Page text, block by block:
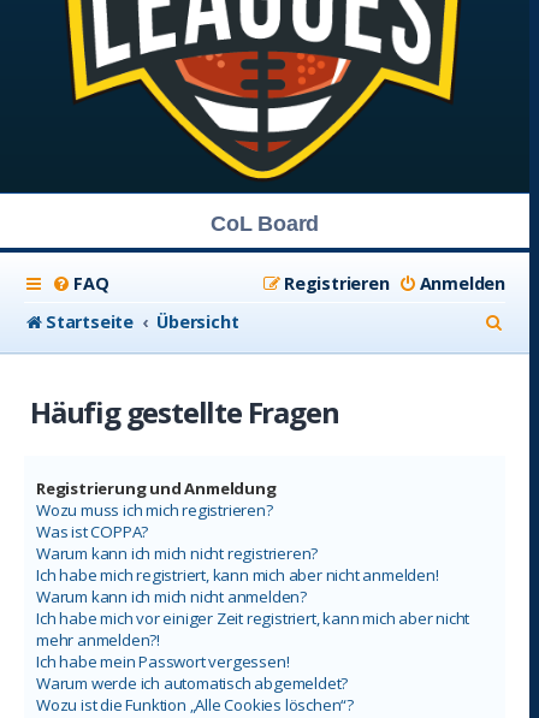
CoL Board
FAQ Anmelden
Registrieren
Startseite
Übersicht
u
Häufig gestellte Fragen
Registrierung und Anmeldung
Wozu muss ich mich registrieren?
Was ist COPPA?
Warum kann ich mich nicht registrieren?
Ich habe mich registriert, kann mich aber nicht anmelden!
Warum kann ich mich nicht anmelden?
Ich habe mich vor einiger Zeit registriert, kann mich aber nicht
mehr anmelden?!
Ich habe mein Passwort vergessen!
Warum werde ich automatisch abgemeldet?
Wozu ist die Funktion „Alle Cookies löschen“?